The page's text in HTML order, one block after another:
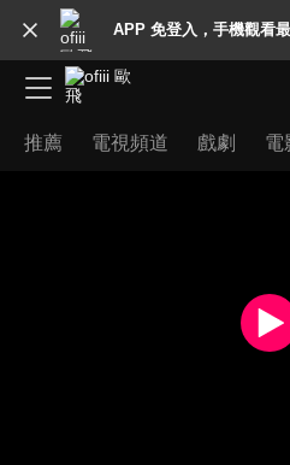
APP 免登入，手機觀看
推薦 電視頻道 戲劇 電